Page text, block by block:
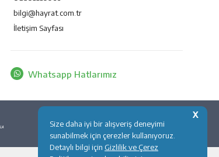
X
Size daha iyi bir alışveriş deneyimi
sunabilmek için çerezler kullanıyoruz.
Detaylı bilgi için Gizlilik ve Çerez
bilgi@hayrat.com.tr
İletişim Sayfası
Whatsapp Hatlarımız